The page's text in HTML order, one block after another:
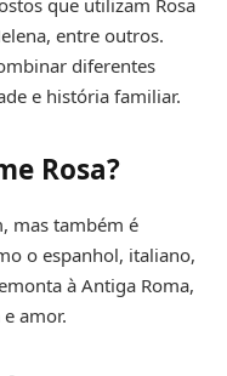
que utilizam Rosa
entre outros.
diferentes
e história familiar.
Rosa?
mas também é
o espanhol, italiano,
à Antiga Roma,
amor.